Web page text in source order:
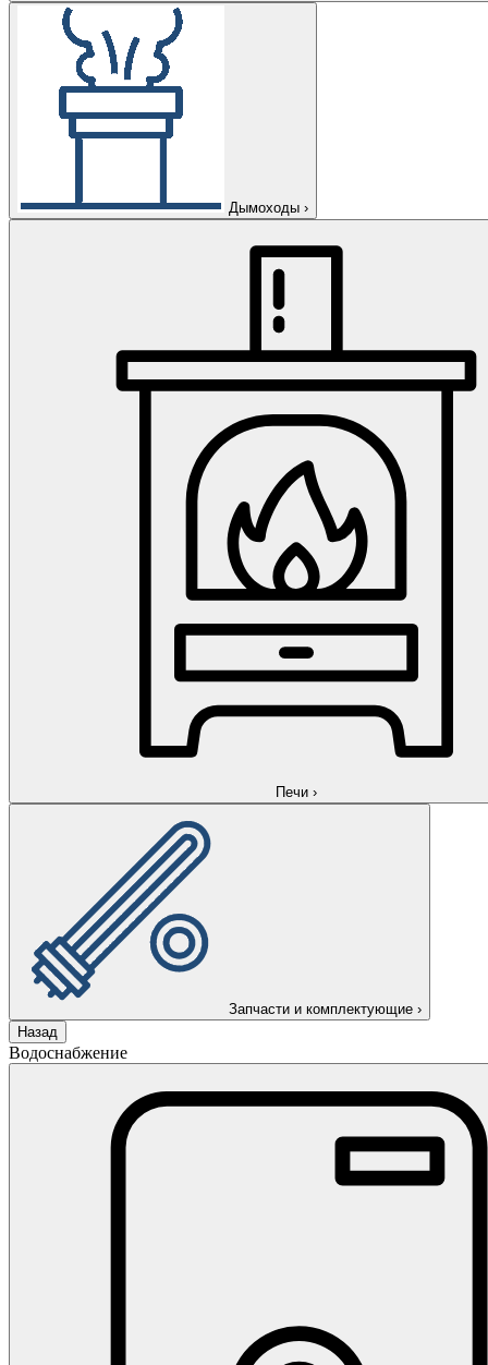
Дымоходы ›
Печи ›
Запчасти и комплектующие ›
Назад
Водоснабжение